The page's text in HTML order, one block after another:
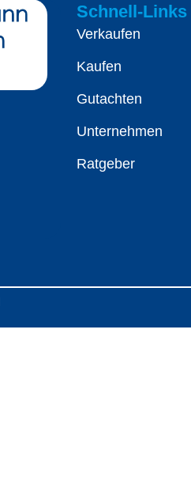
Schnell-Links
Verkaufen
Kaufen
Gutachten
Unternehmen
Ratgeber